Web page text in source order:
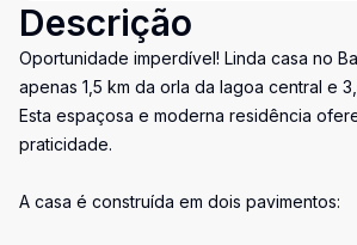
Descrição
Oportunidade imperdível! Linda casa no
apenas 1,5 km da orla da lagoa central e
Esta espaçosa e moderna residência
praticidade.
A casa é construída em dois pavimentos: